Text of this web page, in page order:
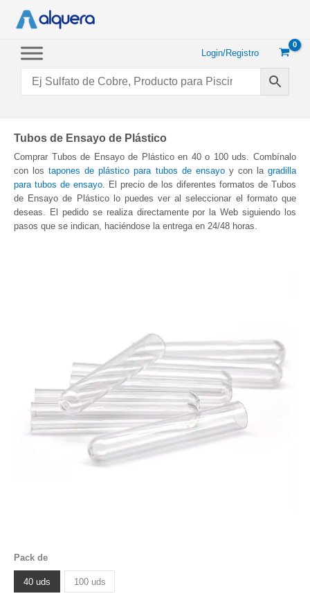
Login/Registro
Tubos de Ensayo de Plástico
Comprar Tubos de Ensayo de Plástico en 40 o 100 uds. Combínalo
con lostapones de plástico para tubos de ensayoy con lagradilla
para tubos de ensayo. El precio de los diferentes formatos de Tubos
de Ensayo de Plástico lo puedes ver al seleccionar el formato que
deseas. El pedido se realiza directamente por la Web siguiendo los
pasos que se indican, haciéndose la entrega en 24/48 horas.
Pack de
40 uds 100 uds